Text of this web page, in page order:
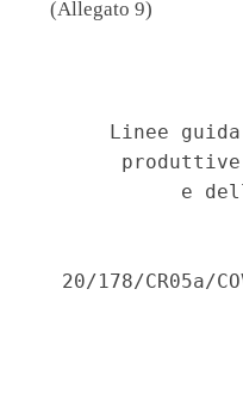
(Allegato 9)
Linee
e
20/178/CR05a/